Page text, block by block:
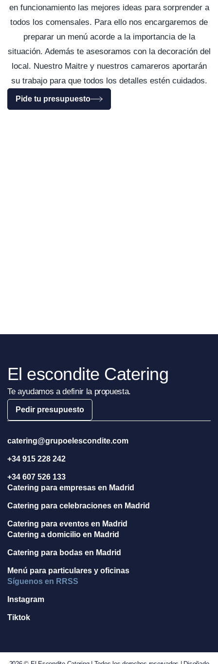
en funcionamiento las mejores ideas para sorprender a
todos los comensales. Para ello nos encargaremos de
preparar un menú acorde a la importancia de la
situación. Además te asesoramos con la decoración del
local. Nuestro Maitre y nuestros camareros aportarán
su trabajo para que todos los detalles estén cuidados.
Pide tu presupuesto
El escondite Catering
Te ayudamos a definir la propuesta.
Pedir presupuesto
catering@grupoelescondite.com
+34 915 228 242
+34 607 526 133
Catering para empresas en Madrid
Catering para celebraciones en Madrid
Catering para eventos en Madrid
Catering a domicilio en Madrid
Catering para bodas en Madrid
Menú para particulares y oficinas
Síguenos en RRSS
Instagram
Tiktok